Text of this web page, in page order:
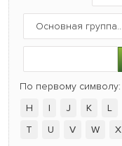
По первому символу:
H
I J K L
T
U V W X